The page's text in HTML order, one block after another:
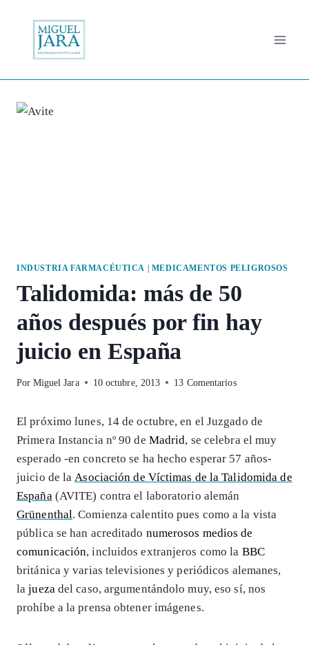
contenido
INDUSTRIA FARMACÉUTICA MEDICAMENTOS PELIGROSOS
Talidomida: más de 50
años después por fin hay
juicio en España
Por Miguel Jara 10 octubre, 2013 13 Comentarios
El próximo lunes, 14 de octubre, en el Juzgado de
Primera Instancia nº 90 de Madrid, se celebra el muy
esperado -en concreto se ha hecho esperar 57 años-
juicio de la Asociación de Víctimas de la Talidomida de
España (AVITE) contra el laboratorio alemán
Grünenthal. Comienza calentito pues como a la vista
pública se han acreditado numerosos medios de
comunicación, incluidos extranjeros como la BBC
británica y varias televisiones y periódicos alemanes,
lajueza del caso, argumentándolo muy, eso sí, nos
prohíbe a la prensa obtener imágenes.